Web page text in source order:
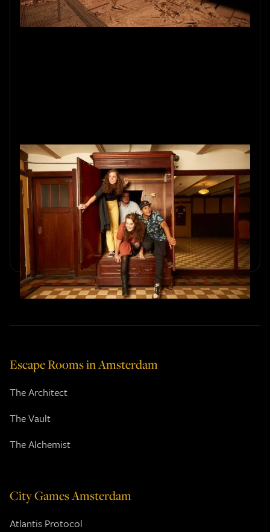
Wat je moet dragen naar een
escape room en
kledingvoorschriften
Ontdek de beste outfittips en dresscodes voor escape
rooms. Wat wel en niet dragen voor een leuk avontuur
met vrienden en familie.
Escape Rooms in Amsterdam
The Architect
The Vault
The Alchemist
City Games Amsterdam
Atlantis Protocol